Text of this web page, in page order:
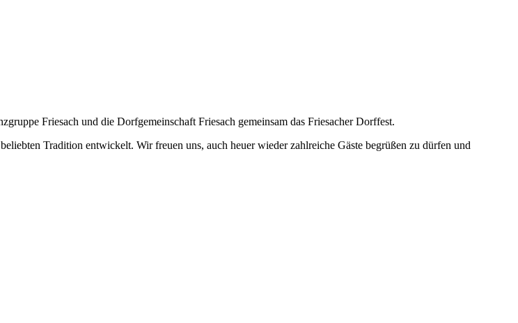
Friesach und die Dorfgemeinschaft Friesach gemeinsam das Friesacher Dorffest.
Tradition entwickelt. Wir freuen uns, auch heuer wieder zahlreiche Gäste begrüßen zu dürfen und